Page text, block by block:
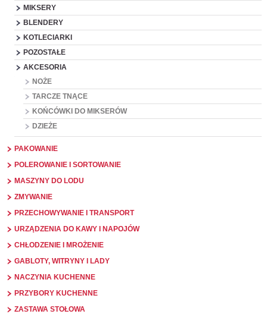
MIKSERY
BLENDERY
KOTLECIARKI
POZOSTAŁE
AKCESORIA
NOŻE
TARCZE TNĄCE
KOŃCÓWKI DO MIKSERÓW
DZIEŻE
PAKOWANIE
POLEROWANIE I SORTOWANIE
MASZYNY DO LODU
ZMYWANIE
PRZECHOWYWANIE I TRANSPORT
URZĄDZENIA DO KAWY I NAPOJÓW
CHŁODZENIE I MROŻENIE
GABLOTY, WITRYNY I LADY
NACZYNIA KUCHENNE
PRZYBORY KUCHENNE
ZASTAWA STOŁOWA